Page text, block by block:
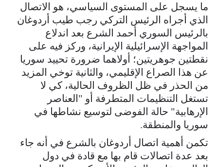
ما يسجل على المستوى السياسي، هو الاتصال
الذي أجراه الرئيس التركي رجب طيب أردوغان
بالرئيس السوري أحمد الشرع بعد اندلاع
المواجهة الإسرائيلية الإيرانية، وركز فيه على
نقطتين جوهريتين؛ أولاهما ضرورة تحييد سوريا
عن هذا الصراع الإقليمي، والثانية توخي المزيد
من الحذر في ظل الظروف الحالية، كي لا
تستغل التنظيمات المتطرفة أو "العناصر
الإرهابية" حالة الفوضى لتوسيع نشاطها في
سوريا والمنطقة.
تكمن أهمية اتصال أردوغان بالشرع في أنه جاء
بعد عدة اتصالات قام بها مع قادة في دول